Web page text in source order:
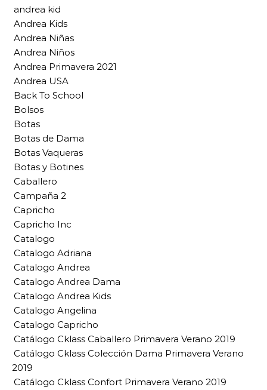
andrea kid
Andrea Kids
Andrea Niñas
Andrea Niños
Andrea Primavera 2021
Andrea USA
Back To School
Bolsos
Botas
Botas de Dama
Botas Vaqueras
Botas y Botines
Caballero
Campaña 2
Capricho
Capricho Inc
Catalogo
Catalogo Adriana
Catalogo Andrea
Catalogo Andrea Dama
Catalogo Andrea Kids
Catalogo Angelina
Catalogo Capricho
Catálogo Cklass Caballero Primavera Verano 2019
Catálogo Cklass Colección Dama Primavera Verano
2019
Catálogo Cklass Confort Primavera Verano 2019